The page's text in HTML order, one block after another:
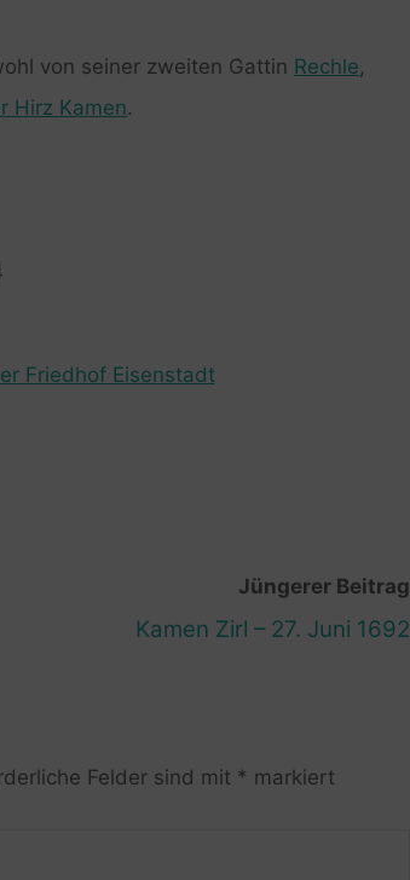
von seiner zweiten Gattin Rechle,
Hirz Kamen.
Friedhof Eisenstadt
Jüngerer Beitrag
Kamen Zirl – 27. Juni 1692
Felder sind mit * markiert